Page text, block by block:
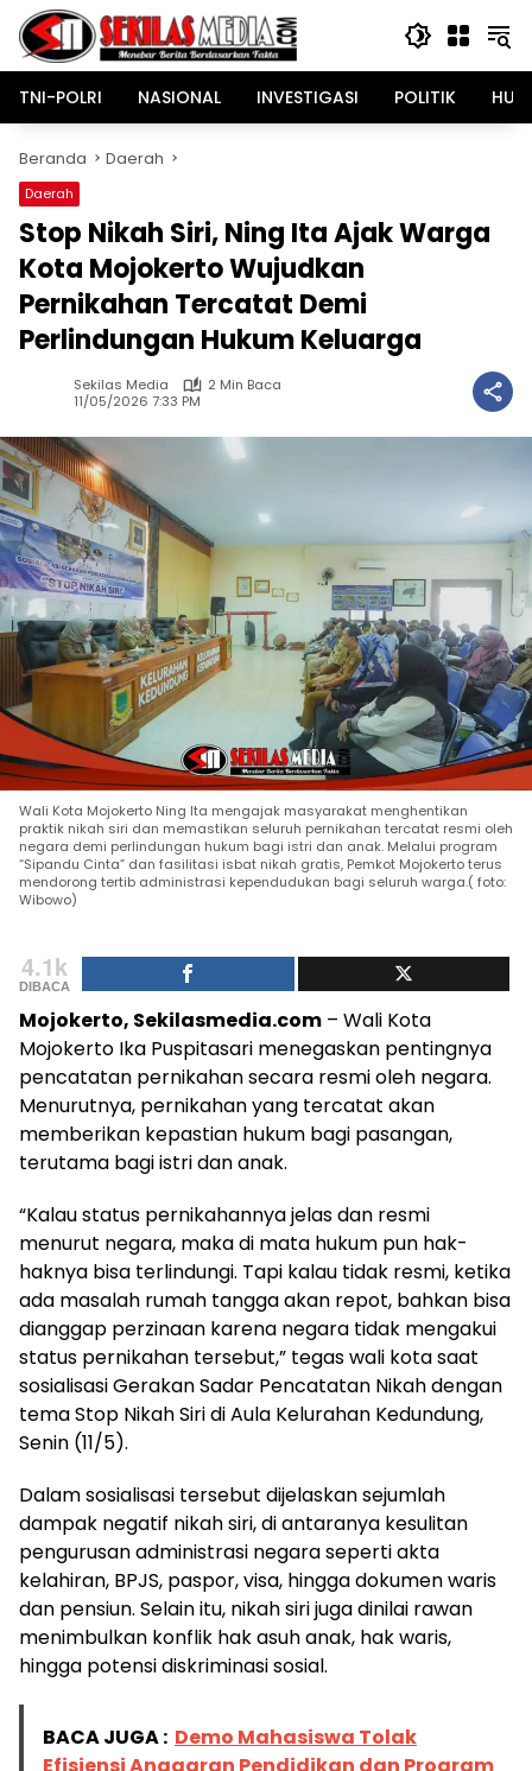
Langsung
konten
TNI-POLRI
NASIONAL INVESTIGASI POLITIK
Beranda Daerah
Daerah
Stop Nikah Siri, Ning Ita Ajak Warga
Kota Mojokerto Wujudkan
Pernikahan Tercatat Demi
Perlindungan Hukum Keluarga
Sekilas Media
2 Min Baca
11/05/2026 7:33 PM
Wali Kota Mojokerto Ning Ita mengajak masyarakat menghentikan
praktik nikah siri dan memastikan seluruh pernikahan tercatat resmi oleh
negara demi perlindungan hukum bagi istri dan anak. Melalui program
“Sipandu Cinta” dan fasilitasi isbat nikah gratis, Pemkot Mojokerto terus
mendorong tertib administrasi kependudukan bagi seluruh warga.( foto:
Wibowo)
4.1k
DIBACA
Mojokerto, Sekilasmedia.com – Wali Kota
Mojokerto Ika Puspitasari menegaskan pentingnya
pencatatan pernikahan secara resmi oleh negara.
Menurutnya, pernikahan yang tercatat akan
memberikan kepastian hukum bagi pasangan,
terutama bagi istri dan anak.
“Kalau status pernikahannya jelas dan resmi
menurut negara, maka di mata hukum pun hak-
haknya bisa terlindungi. Tapi kalau tidak resmi, ketika
ada masalah rumah tangga akan repot, bahkan bisa
dianggap perzinaan karena negara tidak mengakui
status pernikahan tersebut,” tegas wali kota saat
sosialisasi Gerakan Sadar Pencatatan Nikah dengan
tema Stop Nikah Siri di Aula Kelurahan Kedundung,
Senin (11/5).
Dalam sosialisasi tersebut dijelaskan sejumlah
dampak negatif nikah siri, di antaranya kesulitan
pengurusan administrasi negara seperti akta
kelahiran, BPJS, paspor, visa, hingga dokumen waris
dan pensiun. Selain itu, nikah siri juga dinilai rawan
menimbulkan konflik hak asuh anak, hak waris,
hingga potensi diskriminasi sosial.
BACA JUGA : Demo Mahasiswa Tolak